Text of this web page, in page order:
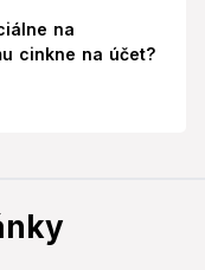
na
cinkne na účet?